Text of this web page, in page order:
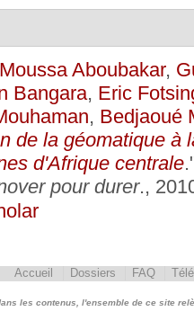
Moussa Aboubakar,
Bangara, Eric
, Bedjaoué
de la géomatique à
d'Afrique centrale
pour durer.,
Accueil Dossiers FAQ
les contenus, l'ensemble de ce site